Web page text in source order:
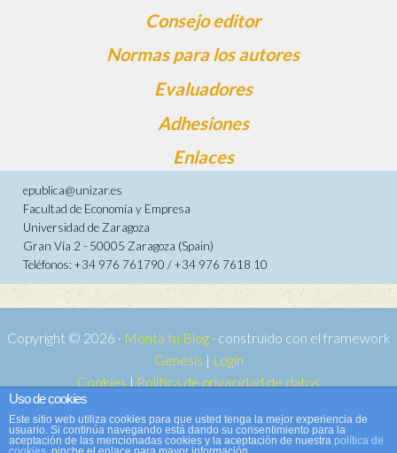
Consejo editor
Normas para los autores
Evaluadores
Adhesiones
Enlaces
epublica@unizar.es
Facultad de Economía y Empresa
Universidad de Zaragoza
Gran Vía 2 - 50005 Zaragoza (Spain)
Teléfonos: +34 976 761790 / +34 976 7618 10
Copyright © 2026 · Monta tu Blog· construido con el framework
Genesis | Login
Cookies | Política de privacidad de datos
Copyright © 2026 ·
WordPress·Acceder
Uso de cookies
Este sitio web utiliza cookies para que usted tenga la mejor experiencia de
usuario. Si continúa navegando está dando su consentimiento para la
aceptación de las mencionadas cookies y la aceptación de nuestra política de